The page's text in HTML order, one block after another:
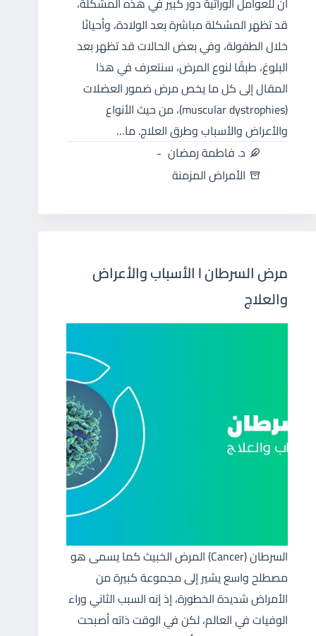
قد تظهر المشكلة مباشرة بعد الولادة، وأحيانًا
خلال الطفولة، وفي بعض الحالات قد تظهر بعد
البلوغ، طبقًا لنوع المرض، سنتعرف في هذا
المقال إلى كل ما يخص مرض ضمور العضلات
(muscular dystrophies)، من حيث الأنواع
والأعراض والأسباب وطرق العلاج. ما…
د. فاطمة رمضان
الأمراض المزمنة
مرض السرطان l الأسباب والأعراض
والعلاج
السرطان (Cancer) المرض الخبيث كما يسمى هو
مصطلح واسع يشير إلى مجموعة كبيرة من
الأمراض شديدة الخطورة، إذ إنه السبب الثاني وراء
الوفيات في العالم، لكن في الوقت ذاته أصبحت